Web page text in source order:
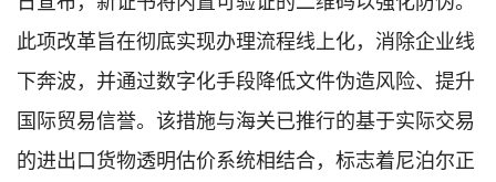
此项改革旨在彻底实现办理流程线上化，消除企业线
下奔波，并通过数字化手段降低文件伪造风险、提升
国际贸易信誉。该措施与海关已推行的基于实际交易
的进出口货物透明估价系统相结合，标志着尼泊尔正